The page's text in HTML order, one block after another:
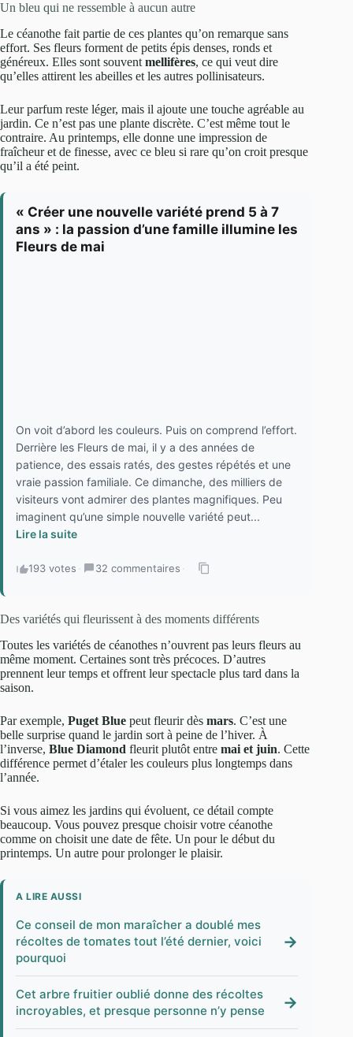
Un bleu qui ne ressemble à aucun autre
Le céanothe fait partie de ces plantes qu’on remarque sans
effort. Ses fleurs forment de petits épis denses, ronds et
généreux. Elles sont souvent mellifères, ce qui veut dire
qu’elles attirent les abeilles et les autres pollinisateurs.
Leur parfum reste léger, mais il ajoute une touche agréable au
jardin. Ce n’est pas une plante discrète. C’est même tout le
contraire. Au printemps, elle donne une impression de
fraîcheur et de finesse, avec ce bleu si rare qu’on croit presque
qu’il a été peint.
« Créer une nouvelle variété prend 5 à 7
ans » : la passion d’une famille illumine les
Fleurs de mai
On voit d’abord les couleurs. Puis on comprend l’effort.
Derrière les Fleurs de mai, il y a des années de
patience, des essais ratés, des gestes répétés et une
vraie passion familiale. Ce dimanche, des milliers de
visiteurs vont admirer des plantes magnifiques. Peu
imaginent qu’une simple nouvelle variété peut...
Lire la suite
193 votes · 32 commentaires ·
Des variétés qui fleurissent à des moments différents
Toutes les variétés de céanothes n’ouvrent pas leurs fleurs au
même moment. Certaines sont très précoces. D’autres
prennent leur temps et offrent leur spectacle plus tard dans la
saison.
Par exemple, Puget Blue peut fleurir dès mars. C’est une
belle surprise quand le jardin sort à peine de l’hiver. À
l’inverse, Blue Diamond fleurit plutôt entre mai et juin. Cette
différence permet d’étaler les couleurs plus longtemps dans
l’année.
Si vous aimez les jardins qui évoluent, ce détail compte
beaucoup. Vous pouvez presque choisir votre céanothe
comme on choisit une date de fête. Un pour le début du
printemps. Un autre pour prolonger le plaisir.
A LIRE AUSSI
Ce conseil de mon maraîcher a doublé mes
récoltes de tomates tout l’été dernier, voici
pourquoi
→
Cet arbre fruitier oublié donne des récoltes
incroyables, et presque personne n’y pense
→